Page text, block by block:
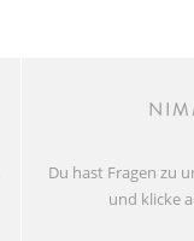
Du hast Fragen zu
und klicke